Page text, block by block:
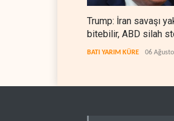
Trump: İran savaşı
bitebilir, ABD silah
zorlanıyor
BATI YARIM KÜRE 06